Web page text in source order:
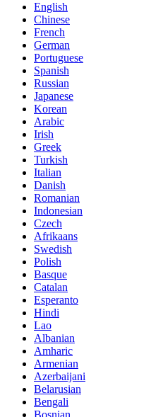
English
Chinese
French
German
Portuguese
Spanish
Russian
Japanese
Korean
Arabic
Irish
Greek
Turkish
Italian
Danish
Romanian
Indonesian
Czech
Afrikaans
Swedish
Polish
Basque
Catalan
Esperanto
Hindi
Lao
Albanian
Amharic
Armenian
Azerbaijani
Belarusian
Bengali
Bosnian